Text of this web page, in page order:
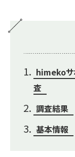
himekoサ
査
調査結果
基本情報